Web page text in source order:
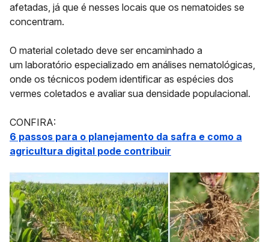
afetadas, já que é nesses locais que os nematoides se
concentram.
O material coletado deve ser encaminhado a
um laboratório especializado em análises nematológicas
onde os técnicos podem identificar as espécies dos
vermes coletados e avaliar sua densidade populacional.
CONFIRA:
6 passos para o planejamento da safra e como a
agricultura digital pode contribuir